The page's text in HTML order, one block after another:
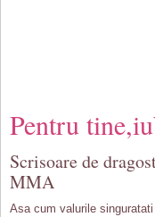
Pentru
Scrisoare de
MMA
Asa cum valurile